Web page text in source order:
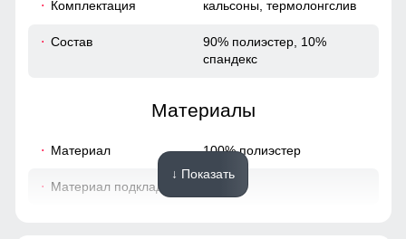
Комплектация кальсоны, термолонгслив
Состав
90% полиэстер, 10%
спандекс
Материалы
Материал 100% полиэстер
Материал подкладки
↓ Показать